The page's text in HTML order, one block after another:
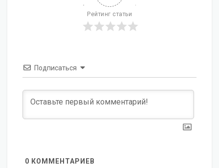
Рейтинг статьи
Подписаться
0 КОММЕНТАРИЕВ